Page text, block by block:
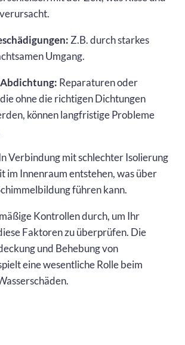
Z.B. durch starkes
Umgang.
Reparaturen oder
ohne die richtigen Dichtungen
können langfristige Probleme
Verbindung mit schlechter Isolierung
im Innenraum entstehen, was über
führen kann.
Kontrollen durch, um Ihr
Faktoren zu überprüfen. Die
und Behebung von
eine wesentliche Rolle beim